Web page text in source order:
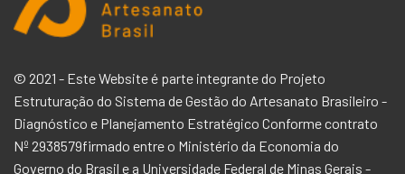
© 2021 - Este Website é parte integrante do Projeto
Estruturação do Sistema de Gestão do Artesanato Brasileiro -
Diagnóstico e Planejamento Estratégico Conforme contrato
Nº 2938579firmado entre o Ministério da Economia do
Governo do Brasil e a Universidade Federal de Minas Gerais -